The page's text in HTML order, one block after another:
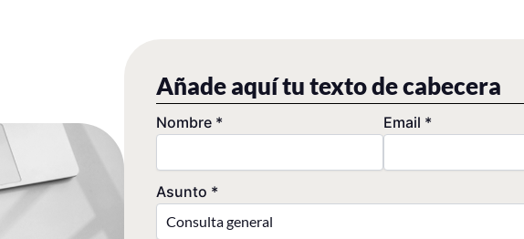
Añade aquí tu texto de cabecera
Nombre * Email *
Asunto *